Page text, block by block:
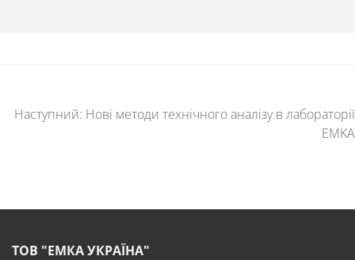
Наступний: Нові методи технічного аналізу в лабораторії
EMKA
ТОВ "ЕМКА УКРАЇНА"